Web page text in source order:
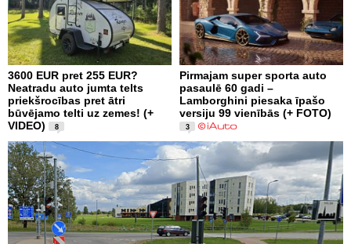
3600 EUR pret 255 EUR?
Neatradu auto jumta telts
priekšrocības pret ātri
būvējamo telti uz zemes! (+
VIDEO)
8
Pirmajam super sporta auto
pasaulē 60 gadi –
Lamborghini piesaka īpašo
versiju 99 vienībās (+ FOTO)
3